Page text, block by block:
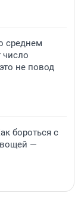
среднем
число
не повод
бороться с
—